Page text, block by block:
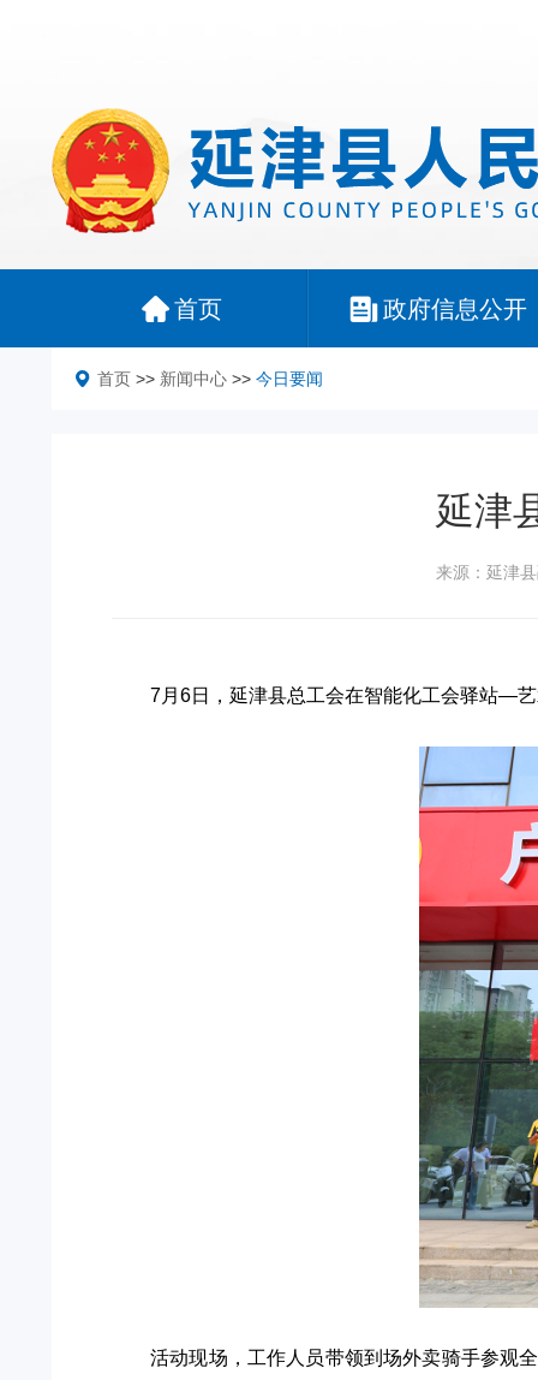
首页 政府信息公开
首页 >> 新闻中心 >> 今日要闻
延津
来源：延津
7月6日，延津县总工会在智能化工会驿站—
活动现场，工作人员带领到场外卖骑手参观